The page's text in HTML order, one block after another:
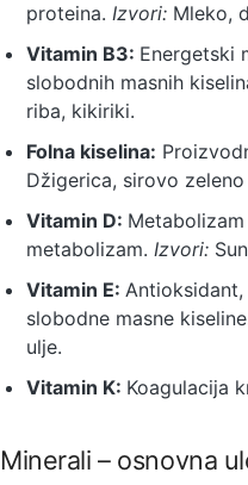
proteina. Izvori: Mleko,
Vitamin B3: Energetski
slobodnih masnih
riba, kikiriki.
Folna kiselina:
Džigerica, sirovo
Vitamin D:
metabolizam. Izvori:
Vitamin E:
slobodne masne
ulje.
Vitamin K: Koagulacija
Minerali – osnovna